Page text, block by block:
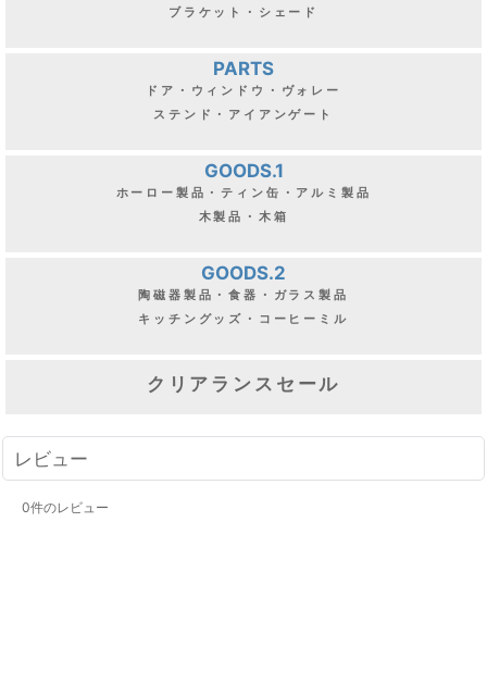
ブラケット・シェード
PARTS
ドア・ウィンドウ・ヴォレー
ステンド・アイアンゲート
GOODS.1
ホーロー製品・ティン缶・アルミ製品
木製品・木箱
GOODS.2
陶磁器製品・食器・ガラス製品
キッチングッズ・コーヒーミル
クリアランスセール
レビュー
0件のレビュー